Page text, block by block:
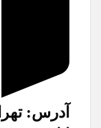
آدرس: